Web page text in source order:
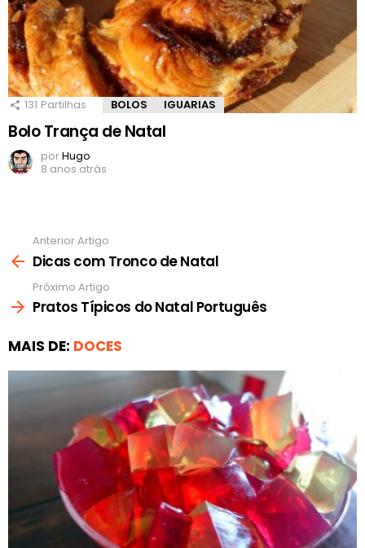
131 Partilhas BOLOS IGUARIAS
Bolo Trança de Natal
porHugo
8 anos atrás
mais
Anterior Artigo
Dicas com Tronco de Natal
Próximo Artigo
Pratos Típicos do Natal Português
MAIS DE: DOCES